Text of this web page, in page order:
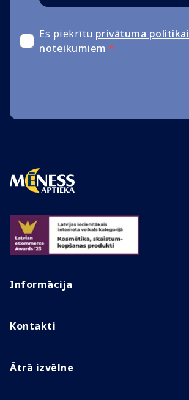
Es piekrītu privātuma politikai
noteikumiem *
Informācija
Kontakti
Ātrā izvēlne